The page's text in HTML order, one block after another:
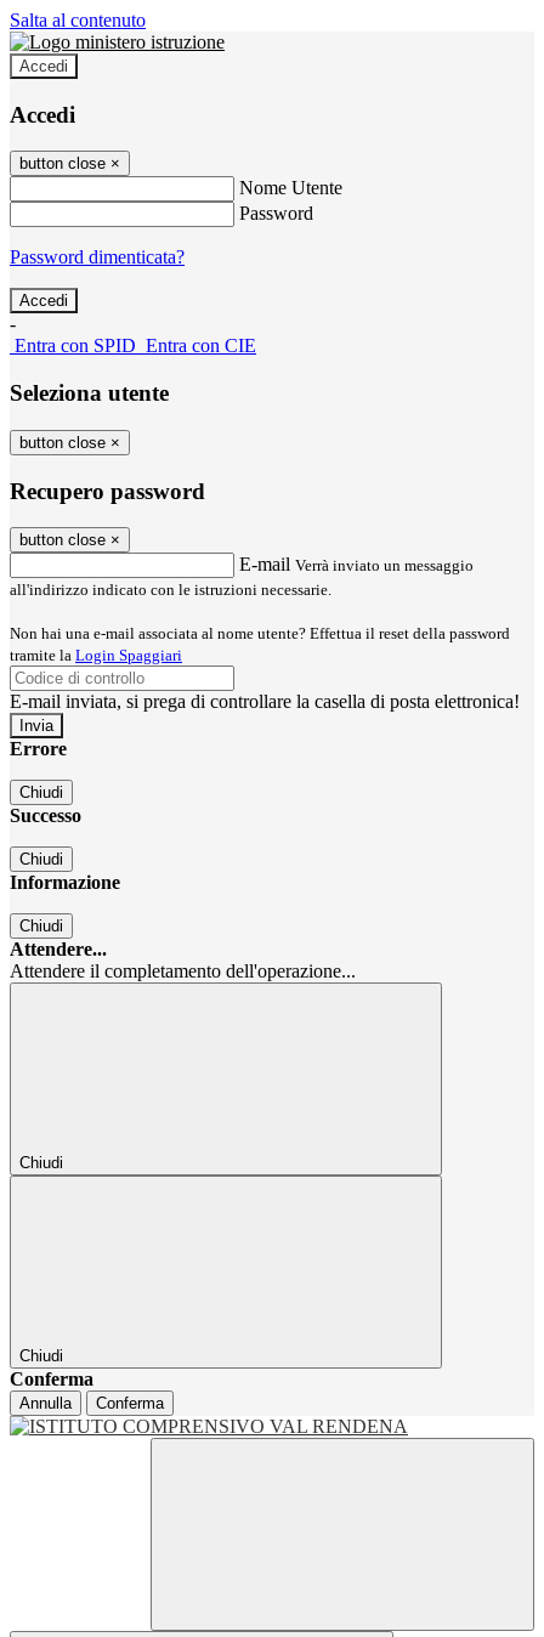
Salta al contenuto
Accedi
Accedi
button close ×
Nome Utente
Password
Password dimenticata?
-
Entra con SPID Entra con CIE
Seleziona utente
button close ×
Recupero password
button close ×
E-mail Verrà inviato un messaggio
all'indirizzo indicato con le istruzioni necessarie.
Non hai una e-mail associata al nome utente? Effettua il reset della password
tramite la Login Spaggiari
E-mail inviata, si prega di controllare la casella di posta elettronica!
Errore
Chiudi
Successo
Chiudi
Informazione
Chiudi
Attendere...
Attendere il completamento dell'operazione...
Chiudi
Chiudi
Conferma
Annulla Conferma